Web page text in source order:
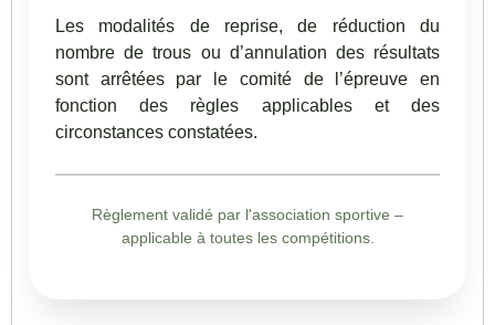
Les modalités de reprise, de réduction du
nombre de trous ou d’annulation des résultats
sont arrêtées par le comité de l’épreuve en
fonction des règles applicables et des
circonstances constatées.
Règlement validé par l'association sportive –
applicable à toutes les compétitions.